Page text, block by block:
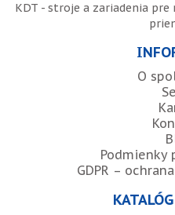
KDT - stroje a zariadenia
O
Podmienky
GDPR –